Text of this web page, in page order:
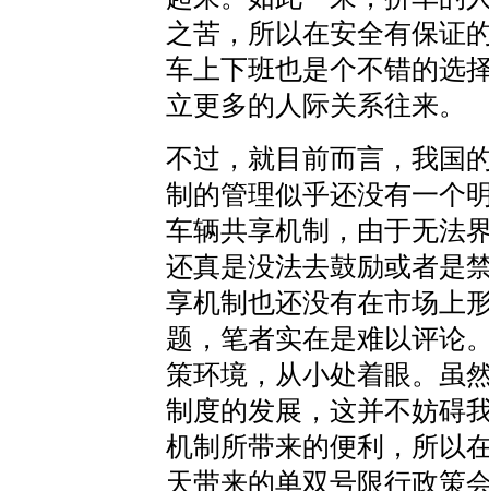
之苦，所以在安全有保证
车上下班也是个不错的选
立更多的人际关系往来。
不过，就目前而言，我国
制的管理似乎还没有一个
车辆共享机制，由于无法
还真是没法去鼓励或者是
享机制也还没有在市场上
题，笔者实在是难以评论
策环境，从小处着眼。虽
制度的发展，这并不妨碍
机制所带来的便利，所以
天带来的单双号限行政策